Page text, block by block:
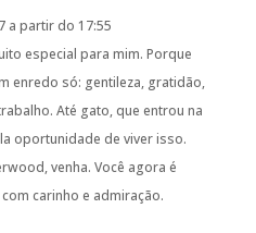
a partir do 17:55
especial para mim. Porque
enredo só: gentileza, gratidão,
Até gato, que entrou na
oportunidade de viver isso.
venha. Você agora é
carinho e admiração.